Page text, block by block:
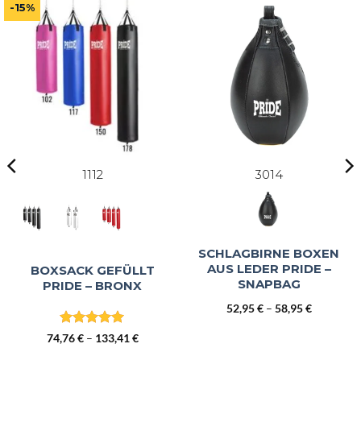
-15%
1112
BOXSACK GEFÜLLT
PRIDE – BRONX
Bewertet
74,76€ – 133,41€Preisspanne:
3014
SCHLAGBIRNE BOXEN
AUS LEDER PRIDE –
SNAPBAG
52,95€ – 58,95€